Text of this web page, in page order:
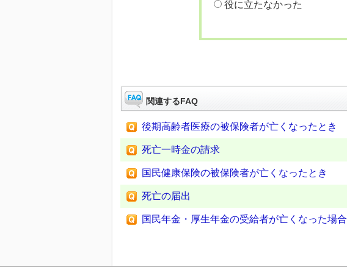
役に立たなかった
関連するFAQ
後期高齢者医療の被保険者が亡くなったとき
死亡一時金の請求
国民健康保険の被保険者が亡くなったとき
死亡の届出
国民年金・厚生年金の受給者が亡くなった場合